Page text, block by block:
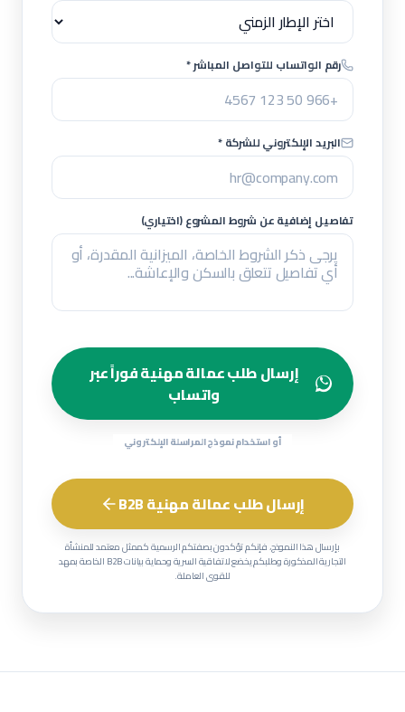
رقم الواتساب للتواصل المباشر *
البريد الإلكتروني للشركة *
تفاصيل إضافية عن شروط المشروع (اختياري)
إرسال طلب عمالة مهنية فوراً عبر
واتساب
أو استخدام نموذج المراسلة الإلكتروني
إرسال طلب عمالة مهنية B2B
بإرسال هذا النموذج، فإنكم تؤكدون بصفتكم الرسمية كممثل معتمد للمنشأة
التجارية المذكورة وطلبكم يخضع لاتفاقية السرية وحماية بيانات B2B الخاصة بمهد
للقوى العاملة.